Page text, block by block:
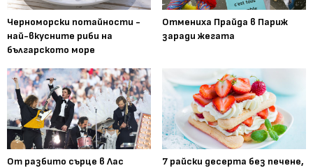
Черноморски потайности -
най-вкусните риби на
българското море
Отмениха Прайда в Париж
заради жегата
От разбито сърце в Лас
7 райски десерта без печене,